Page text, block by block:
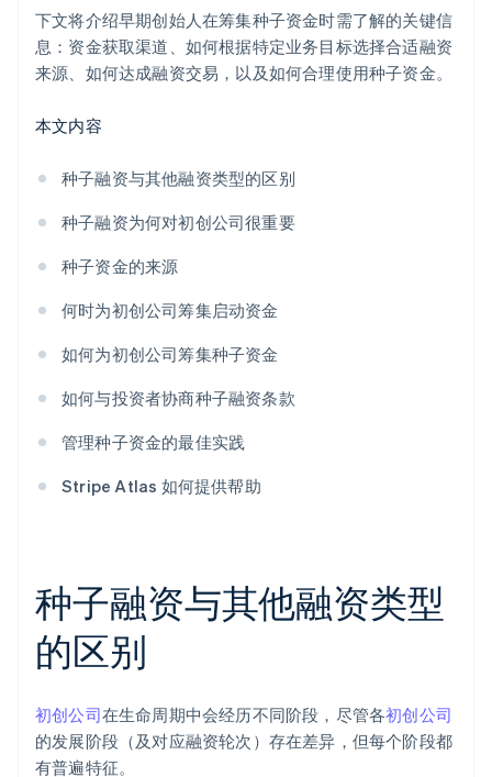
下文将介绍早期创始人在筹集种子资金时需了解的关键信
息：资金获取渠道、如何根据特定业务目标选择合适融资
来源、如何达成融资交易，以及如何合理使用种子资金。
本文内容
种子融资与其他融资类型的区别
种子融资为何对初创公司很重要
种子资金的来源
何时为初创公司筹集启动资金
如何为初创公司筹集种子资金
如何与投资者协商种子融资条款
管理种子资金的最佳实践
Stripe Atlas 如何提供帮助
种子融资与其他融资类型
的区别
初创公司在生命周期中会经历不同阶段，尽管各初创公司
的发展阶段（及对应融资轮次）存在差异，但每个阶段都
有普遍特征。